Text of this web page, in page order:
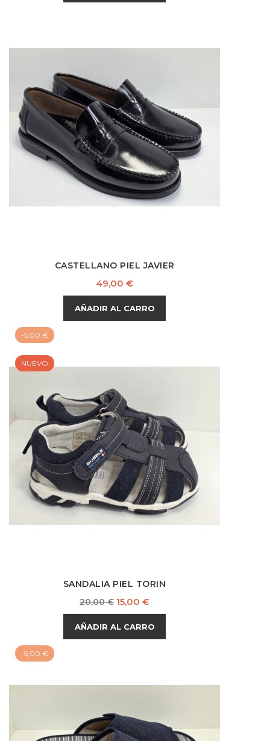
CASTELLANO PIEL JAVIER
Precio
49,00 €
AÑADIR AL CARRO
-5,00 €
NUEVO
SANDALIA PIEL TORIN
Precio
base
20,00 € Precio
15,00 €
AÑADIR AL CARRO
-5,00 €